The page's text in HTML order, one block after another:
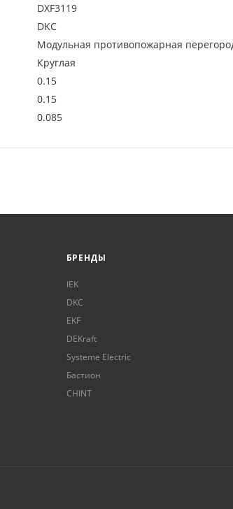
DXF3119
DKC
Модульная противопожарная
Круглая
0.15
0.15
0.085
БРЕНДЫ
IEK
DKC
EKF
DEKraft
Systeme Electric
Бастион
CHINT